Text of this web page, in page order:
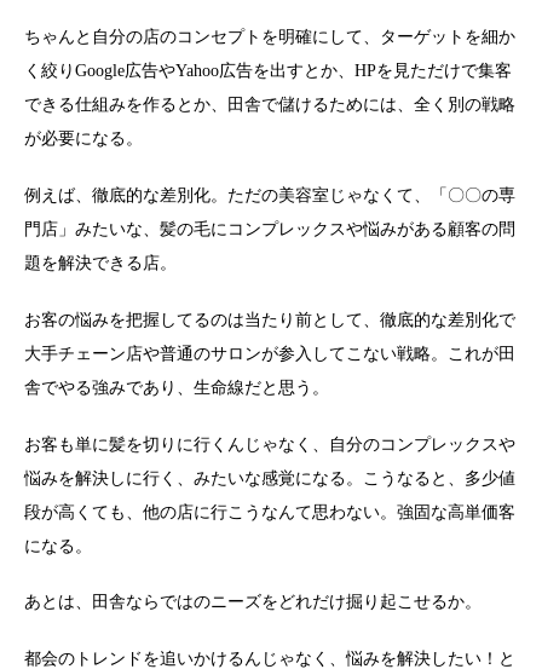
ちゃんと自分の店のコンセプトを明確にして、ターゲットを細か
く絞りGoogle広告やYahoo広告を出すとか、HPを見ただけで集客
できる仕組みを作るとか、田舎で儲けるためには、全く別の戦略
が必要になる。
例えば、徹底的な差別化。ただの美容室じゃなくて、「〇〇の専
門店」みたいな、髪の毛にコンプレックスや悩みがある顧客の問
題を解決できる店。
お客の悩みを把握してるのは当たり前として、徹底的な差別化で
大手チェーン店や普通のサロンが参入してこない戦略。これが田
舎でやる強みであり、生命線だと思う。
お客も単に髪を切りに行くんじゃなく、自分のコンプレックスや
悩みを解決しに行く、みたいな感覚になる。こうなると、多少値
段が高くても、他の店に行こうなんて思わない。強固な高単価客
になる。
あとは、田舎ならではのニーズをどれだけ掘り起こせるか。
都会のトレンドを追いかけるんじゃなく、悩みを解決したい！と